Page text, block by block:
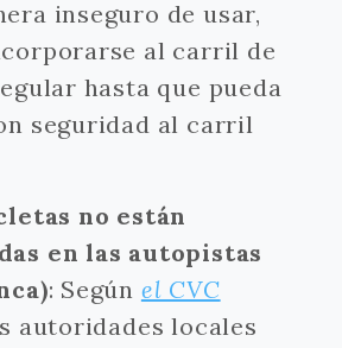
inseguro de usar,
al carril de
hasta que pueda
seguridad al carril
no están
en las autopistas
: Según el CVC
autoridades locales